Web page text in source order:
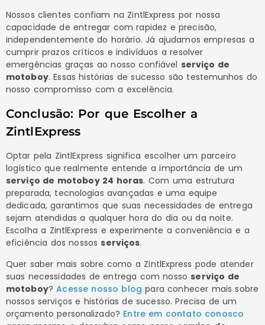
Nossos clientes confiam na ZintlExpress por nossa
capacidade de entregar com rapidez e precisão,
independentemente do horário. Já ajudamos empresas a
cumprir prazos críticos e indivíduos a resolver
emergências graças ao nosso confiável serviço de
motoboy. Essas histórias de sucesso são testemunhos do
nosso compromisso com a excelência.
Conclusão: Por que Escolher a
ZintlExpress
Optar pela ZintlExpress significa escolher um parceiro
logístico que realmente entende a importância de um
serviço de motoboy 24 horas. Com uma estrutura
preparada, tecnologias avançadas e uma equipe
dedicada, garantimos que suas necessidades de entrega
sejam atendidas a qualquer hora do dia ou da noite.
Escolha a ZintlExpress e experimente a conveniência e a
eficiência dos nossosserviços.
Quer saber mais sobre como a ZintlExpress pode atender
suas necessidades de entrega com nossoserviço de
motoboy?Acesse nosso blog para conhecer mais sobre
nossos serviços e histórias de sucesso. Precisa de um
orçamento personalizado? Entre em contato conosco